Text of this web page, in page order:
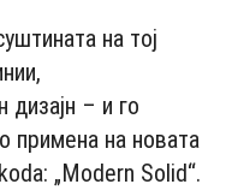
на тој
дизајн – и го
примена на новата
„Modern Solid“.